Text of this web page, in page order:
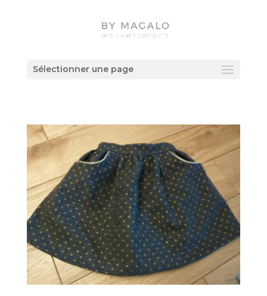
Sélectionner une page